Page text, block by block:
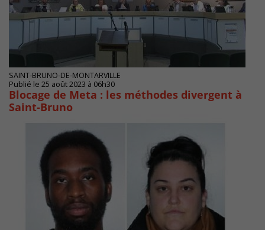
SAINT-BRUNO-DE-MONTARVILLE
Publié le 25 août 2023 à 06h30
Blocage de Meta : les méthodes divergent à
Saint-Bruno